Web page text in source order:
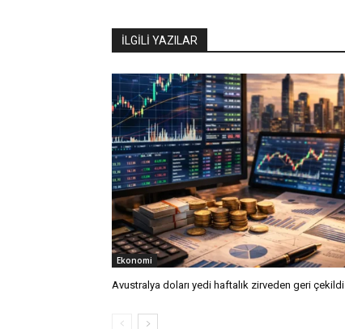
İLGİLİ YAZILAR
Ekonomi
Avustralya doları yedi haftalık zirveden geri çekildi